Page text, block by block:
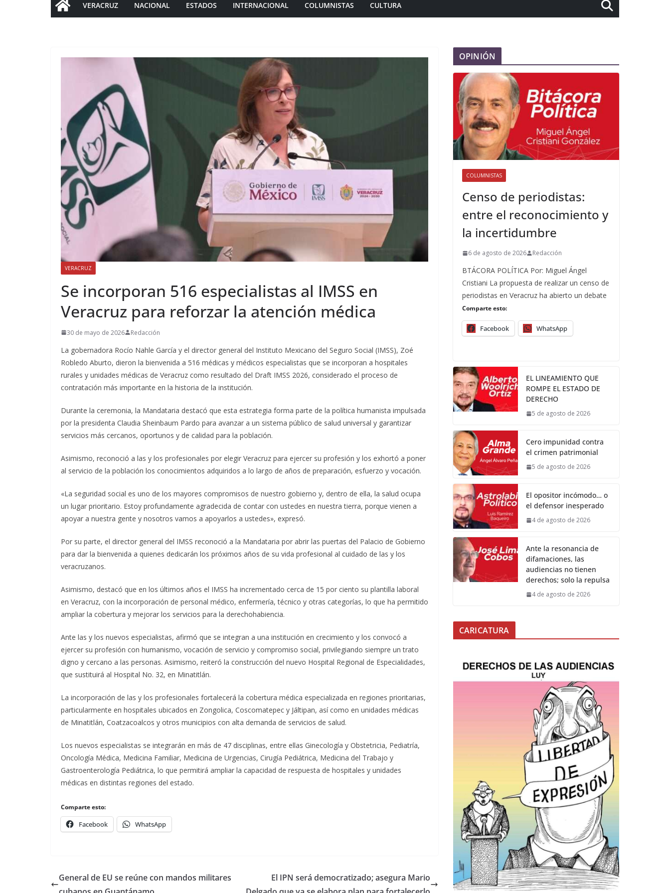
VERACRUZ NACIONAL ESTADOS INTERNACIONAL COLUMNISTAS CULTURA
VERACRUZ
Se incorporan 516 especialistas al IMSS en
Veracruz para reforzar la atención médica
30 de mayo de 2026 Redacción
La gobernadora Rocío Nahle García y el director general del Instituto Mexicano del Seguro Social (IMSS), Zoé
Robledo Aburto, dieron la bienvenida a 516 médicas y médicos especialistas que se incorporan a hospitales
rurales y unidades médicas de Veracruz como resultado del Draft IMSS 2026, considerado el proceso de
contratación más importante en la historia de la institución.
Durante la ceremonia, la Mandataria destacó que esta estrategia forma parte de la política humanista impulsada
por la presidenta Claudia Sheinbaum Pardo para avanzar a un sistema público de salud universal y garantizar
servicios más cercanos, oportunos y de calidad para la población.
Asimismo, reconoció a las y los profesionales por elegir Veracruz para ejercer su profesión y los exhortó a poner
al servicio de la población los conocimientos adquiridos a lo largo de años de preparación, esfuerzo y vocación.
«La seguridad social es uno de los mayores compromisos de nuestro gobierno y, dentro de ella, la salud ocupa
un lugar prioritario. Estoy profundamente agradecida de contar con ustedes en nuestra tierra, porque vienen a
apoyar a nuestra gente y nosotros vamos a apoyarlos a ustedes», expresó.
Por su parte, el director general del IMSS reconoció a la Mandataria por abrir las puertas del Palacio de Gobierno
para dar la bienvenida a quienes dedicarán los próximos años de su vida profesional al cuidado de las y los
veracruzanos.
Asimismo, destacó que en los últimos años el IMSS ha incrementado cerca de 15 por ciento su plantilla laboral
en Veracruz, con la incorporación de personal médico, enfermería, técnico y otras categorías, lo que ha permitido
ampliar la cobertura y mejorar los servicios para la derechohabiencia.
Ante las y los nuevos especialistas, afirmó que se integran a una institución en crecimiento y los convocó a
ejercer su profesión con humanismo, vocación de servicio y compromiso social, privilegiando siempre un trato
digno y cercano a las personas. Asimismo, reiteró la construcción del nuevo Hospital Regional de Especialidades,
que sustituirá al Hospital No. 32, en Minatitlán.
La incorporación de las y los profesionales fortalecerá la cobertura médica especializada en regiones prioritarias,
particularmente en hospitales ubicados en Zongolica, Coscomatepec y Jáltipan, así como en unidades médicas
de Minatitlán, Coatzacoalcos y otros municipios con alta demanda de servicios de salud.
Los nuevos especialistas se integrarán en más de 47 disciplinas, entre ellas Ginecología y Obstetricia, Pediatría,
Oncología Médica, Medicina Familiar, Medicina de Urgencias, Cirugía Pediátrica, Medicina del Trabajo y
Gastroenterología Pediátrica, lo que permitirá ampliar la capacidad de respuesta de hospitales y unidades
médicas en distintas regiones del estado.
Comparte esto:
Facebook WhatsApp
General de EU se reúne con mandos militares
El IPN será democratizado; asegura Mario
OPINIÓN
COLUMNISTAS
Censo de periodistas:
entre el reconocimiento y
la incertidumbre
6 de agosto de 2026 Redacción
BTÁCORA POLÍTICA Por: Miguel Ángel
Cristiani La propuesta de realizar un censo de
periodistas en Veracruz ha abierto un debate
Comparte esto:
Facebook WhatsApp
EL LINEAMIENTO QUE
ROMPE EL ESTADO DE
DERECHO
5 de agosto de 2026
Cero impunidad contra
el crimen patrimonial
5 de agosto de 2026
El opositor incómodo… o
el defensor inesperado
4 de agosto de 2026
Ante la resonancia de
difamaciones, las
audiencias no tienen
derechos; solo la repulsa
4 de agosto de 2026
CARICATURA